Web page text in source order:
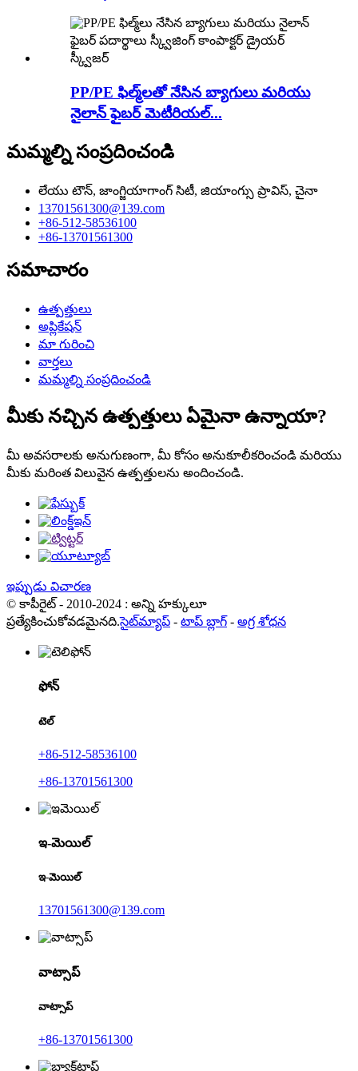
PP/PE ఫిల్మ్‌లతో నేసిన బ్యాగులు మరియు
నైలాన్ ఫైబర్ మెటీరియల్...
మమ్మల్ని సంప్రదించండి
లేయు టౌన్, జాంగ్జియాగాంగ్ సిటీ, జియాంగ్సు ప్రావిస్, చైనా
13701561300@139.com
+86-512-58536100
+86-13701561300
సమాచారం
ఉత్పత్తులు
అప్లికేషన్
మా గురించి
వార్తలు
మమ్మల్ని సంప్రదించండి
మీకు నచ్చిన ఉత్పత్తులు ఏమైనా ఉన్నాయా?
మీ అవసరాలకు అనుగుణంగా, మీ కోసం అనుకూలీకరించండి మరియు
మీకు మరింత విలువైన ఉత్పత్తులను అందించండి.
ఇప్పుడు విచారణ
© కాపీరైట్ - 2010-2024 : అన్ని హక్కులూ
ప్రత్యేకించుకోవడమైనది.సైట్‌మ్యాప్ - టాప్ బ్లాగ్- అగ్ర శోధన
ఫోన్
టెల్
+86-512-58536100
+86-13701561300
ఇ-మెయిల్
ఇ-మెయిల్
13701561300@139.com
వాట్సాప్
వాట్సాప్
+86-13701561300